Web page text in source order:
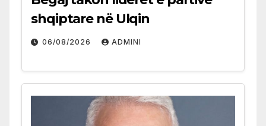
shqiptare në Ulqin
06/08/2026 ADMINI